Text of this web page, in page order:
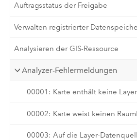
Auftragsstatus der Freigabe
Verwalten registrierter
Analysieren der GIS-Ressource
Analyzer-Fehlermeldungen
00001: Karte enthält keine Layer
00002: Karte weist keinen
00003: Auf die Layer-